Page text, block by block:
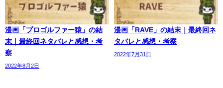
漫画「プロゴルファー猿」の結
末｜最終回ネタバレと感想・考
察
2022年8月2日
漫画「RAVE」の結末｜最終回ネ
タバレと感想・考察
2022年7月31日